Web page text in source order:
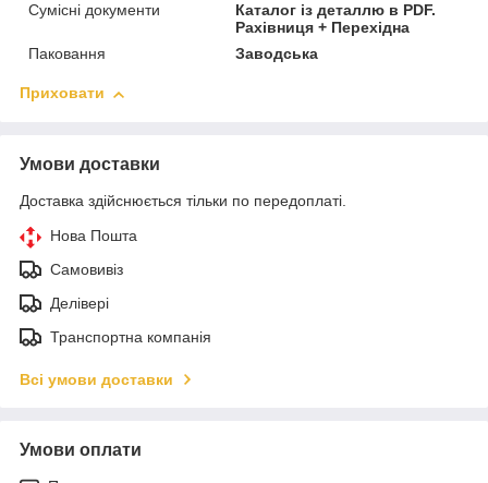
Сумісні документи
Каталог із деталлю в PDF.
Рахівниця + Перехідна
Паковання
Заводська
Приховати
Умови доставки
Доставка здійснюється тільки по передоплаті.
Нова Пошта
Самовивіз
Делівері
Транспортна компанія
Всі умови доставки
Умови оплати